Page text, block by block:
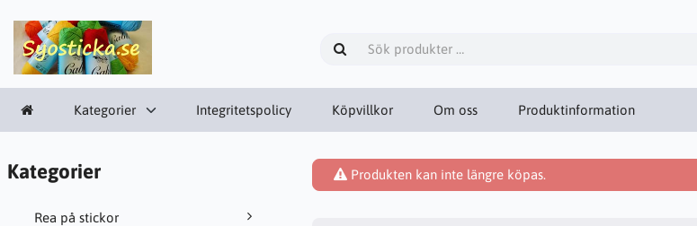
Kategorier Integritetspolicy Köpvillkor Om oss Produktinformation
Kategorier
Rea på stickor
Produkten kan inte längre köpas.